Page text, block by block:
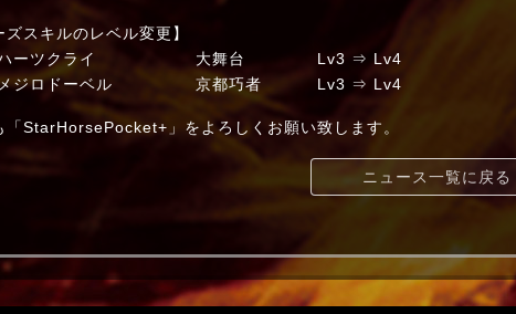
ズスキルのレベル変更】
ハーツクライ 大舞台 Lv3 ⇒ Lv4
メジロドーベル 京都巧者 Lv3 ⇒ Lv4
「StarHorsePocket+」をよろしくお願い致します。
ニュース一覧に戻る